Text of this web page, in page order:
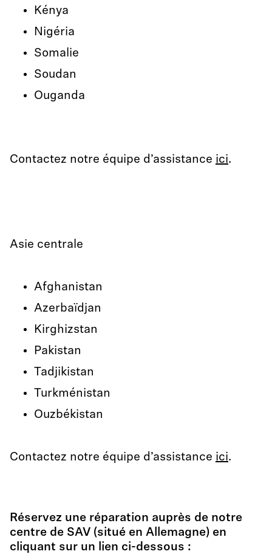
Kénya
Nigéria
Somalie
Soudan
Ouganda
Contactez notre équipe d’assistance ici.
Asie centrale
Afghanistan
Azerbaïdjan
Kirghizstan
Pakistan
Tadjikistan
Turkménistan
Ouzbékistan
Contactez notre équipe d’assistance ici.
Réservez une réparation auprès de notre
centre de SAV (situé en Allemagne) en
cliquant sur un lien ci-dessous :